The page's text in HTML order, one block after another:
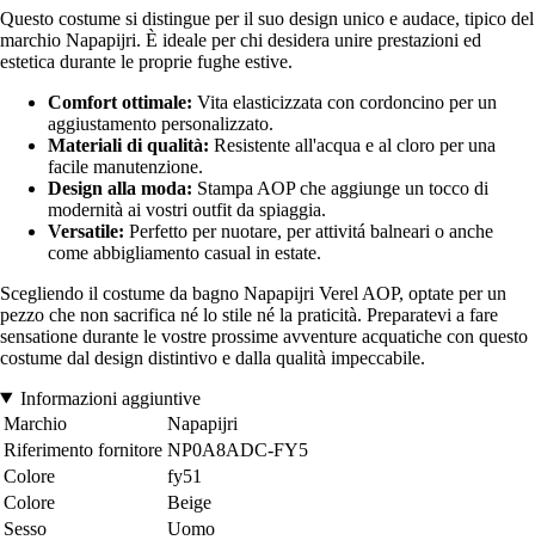
Questo costume si distingue per il suo design unico e audace, tipico del
marchio Napapijri. È ideale per chi desidera unire prestazioni ed
estetica durante le proprie fughe estive.
Comfort ottimale: Vita elasticizzata con cordoncino per un
aggiustamento personalizzato.
Materiali di qualità: Resistente all'acqua e al cloro per una
facile manutenzione.
Design alla moda: Stampa AOP che aggiunge un tocco di
modernità ai vostri outfit da spiaggia.
Versatile: Perfetto per nuotare, per attivitá balneari o anche
come abbigliamento casual in estate.
Scegliendo il costume da bagno Napapijri Verel AOP, optate per un
pezzo che non sacrifica né lo stile né la praticità. Preparatevi a fare
sensatione durante le vostre prossime avventure acquatiche con questo
costume dal design distintivo e dalla qualità impeccabile.
Informazioni aggiuntive
Marchio
Napapijri
Riferimento fornitore NP0A8ADC-FY5
Colore
fy51
Colore
Beige
Sesso
Uomo